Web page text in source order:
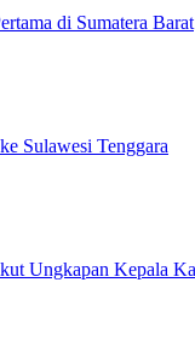
di Sumatera Barat
Sulawesi Tenggara
Ungkapan Kepala